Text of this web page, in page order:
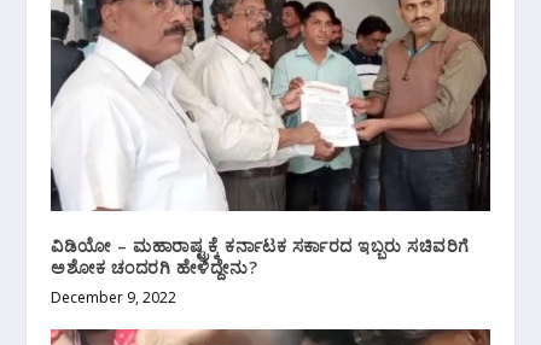
ವಿಡಿಯೋ – ಮಹಾರಾಷ್ಟ್ರಕ್ಕೆ ಕರ್ನಾಟಕ ಸರ್ಕಾರದ ಇಬ್ಬರು ಸಚಿವರಿಗೆ
ಅಶೋಕ ಚಂದರಗಿ ಹೇಳಿದ್ದೇನು?
December 9, 2022